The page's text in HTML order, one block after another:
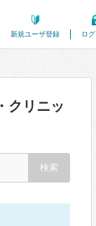
新規ユーザ登録 ロ
クリニッ